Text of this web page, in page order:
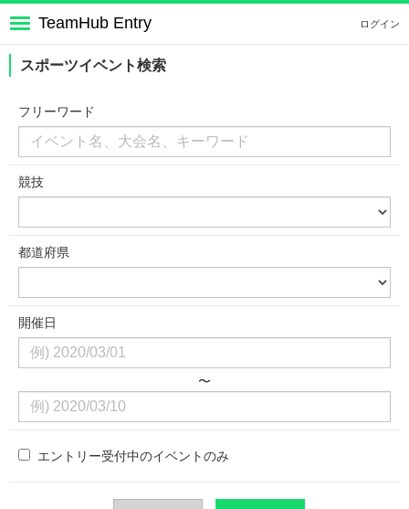
TeamHub Entry ログイン
スポーツイベント検索
フリーワード
競技
都道府県
開催日
〜
エントリー受付中のイベントのみ